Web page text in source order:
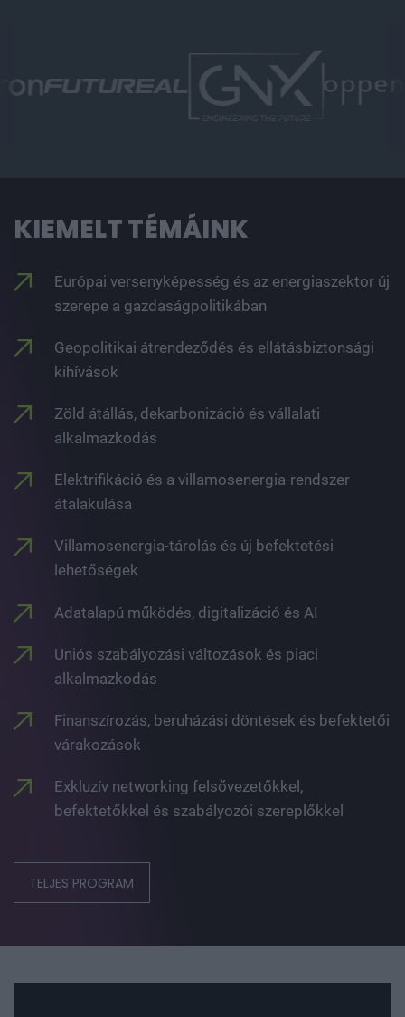
KIEMELT TÉMÁINK
Európai versenyképesség és az energiaszektor új
szerepe a gazdaságpolitikában
Geopolitikai átrendeződés és ellátásbiztonsági
kihívások
Zöld átállás, dekarbonizáció és vállalati
alkalmazkodás
Elektrifikáció és a villamosenergia-rendszer
átalakulása
Villamosenergia-tárolás és új befektetési
lehetőségek
Adatalapú működés, digitalizáció és AI
Uniós szabályozási változások és piaci
alkalmazkodás
Finanszírozás, beruházási döntések és befektetői
várakozások
Exkluzív networking felsővezetőkkel,
befektetőkkel és szabályozói szereplőkkel
TELJES PROGRAM